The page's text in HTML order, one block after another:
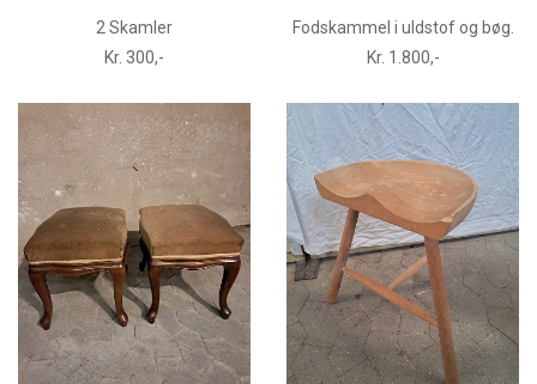
2 Skamler
Kr. 300,-
Fodskammel i uldstof og bøg.
Kr. 1.800,-